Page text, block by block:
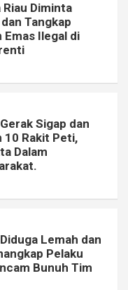
Diminta
Tangkap
Emas Ilegal di
Sigap dan
10 Rakit Peti,
Dalam
Lemah dan
Pelaku
Bunuh Tim